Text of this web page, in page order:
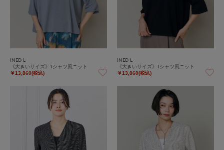
INED L
《大きいサイズ》Tシャツ風ニット
￥13,860(税込)
INED L
《大きいサイズ》Tシャツ風ニット
￥13,860(税込)